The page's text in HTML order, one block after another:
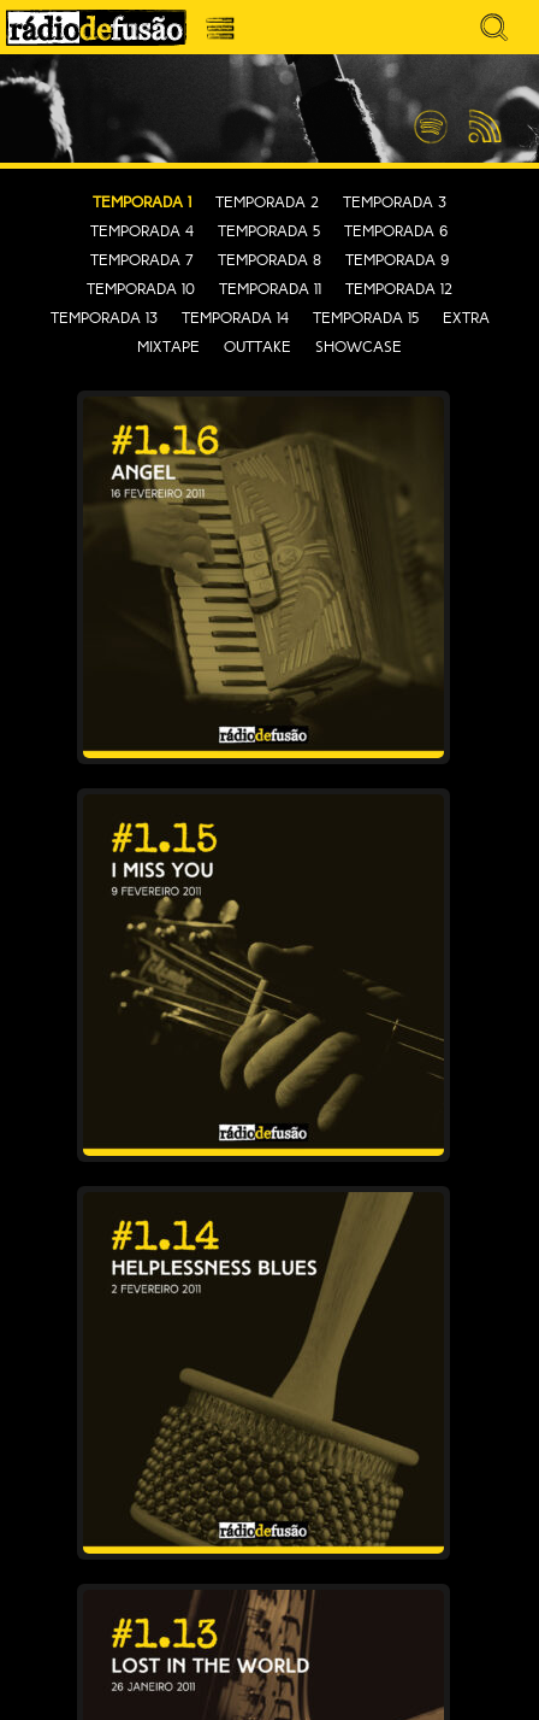
Avançar
para
conteúdo
Menu
Search
for:
RÁDIO DEFUSÃO
MÚSICA SEM PRECONCEITOS. CONVERSA
SEM PRETENSÕES.
Spotify Feed
RSS
Temporada 1 Temporada 2
Temporada 3
Temporada 4
Temporada 5
Temporada 6
Temporada 7
Temporada 8
Temporada 9
Temporada 10
Temporada 11
Temporada 12
Temporada 13
Temporada 14 Temporada 15
EXTRA
MIXTAPE
OUTTAKE SHOWCASE